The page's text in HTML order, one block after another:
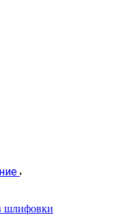
шлифовки